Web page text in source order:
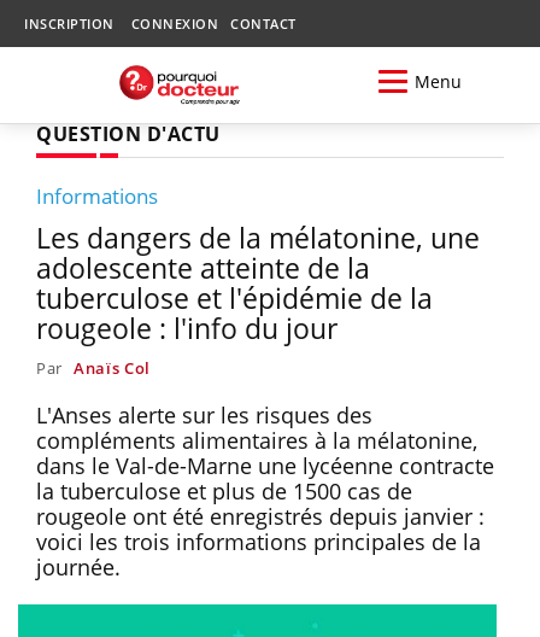
INSCRIPTION CONNEXION CONTACT
Menu
QUESTION D'ACTU
Informations
Les dangers de la mélatonine, une
adolescente atteinte de la
tuberculose et l'épidémie de la
rougeole : l'info du jour
Par Anaïs Col
L'Anses alerte sur les risques des
compléments alimentaires à la mélatonine,
dans le Val-de-Marne une lycéenne contracte
la tuberculose et plus de 1500 cas de
rougeole ont été enregistrés depuis janvier :
voici les trois informations principales de la
journée.